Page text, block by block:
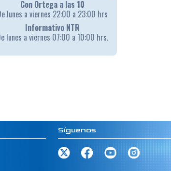
Con Ortega a las 10
lunes a viernes 22:00 a 23:00 hrs
Informativo NTR
lunes a viernes 07:00 a 10:00 hrs.
Síguenos